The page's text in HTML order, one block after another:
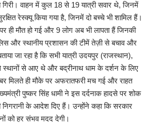
गिरी। वाहन में कुल 18 से 19 यात्री सवार थे, जिनमें
रेस्क्यू किया गया है, जिनमें दो बच्चे भी शामिल हैं।
ही मौत हो गई और 9 लोग अब भी लापता हैं जिनकी
और स्थानीय प्रशासन की टीमें तेज़ी से बचाव और
जा रहा है कि सभी यात्री उदयपुर (राजस्थान),
से आए थे और बद्रीनाथ धाम के दर्शन के लिए
मिलते ही मौके पर अफरातफरी मच गई और राहत
पुष्कर सिंह धामी ने इस दर्दनाक हादसे पर शोक
निगरानी के आदेश दिए हैं। उन्होंने कहा कि सरकार
को हर संभव मदद देगी।